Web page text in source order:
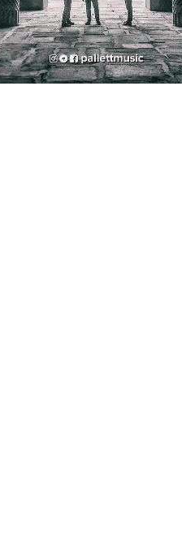
گروه پالت با نام صد بار”